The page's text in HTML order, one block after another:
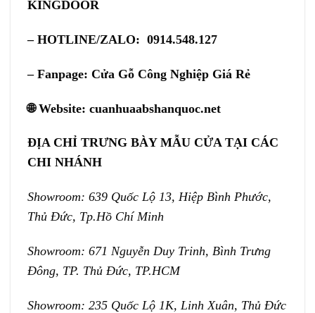
KINGDOOR
– HOTLINE/ZALO: 0914.548.127
– Fanpage: Cửa Gỗ Công Nghiệp Giá Rẻ
🌐 Website: cuanhuaabshanquoc.net
ĐỊA CHỈ TRƯNG BÀY MẪU CỬA TẠI CÁC
CHI NHÁNH
Showroom: 639 Quốc Lộ 13, Hiệp Bình Phước,
Thủ Đức, Tp.Hồ Chí Minh
Showroom: 671 Nguyễn Duy Trinh, Bình Trưng
Đông, TP. Thủ Đức, TP.HCM
Showroom: 235 Quốc Lộ 1K, Linh Xuân, Thủ Đức